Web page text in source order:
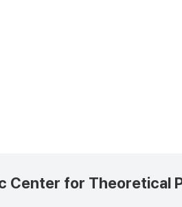
Center for Theoretical